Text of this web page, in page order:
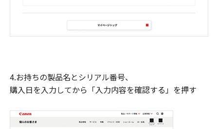
4.お持ちの製品名とシリアル番号、
購入日を入力してから「入力内容を確認する」を押す